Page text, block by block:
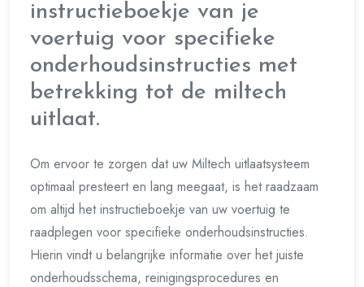
instructieboekje van je
voertuig voor specifieke
onderhoudsinstructies met
betrekking tot de miltech
uitlaat.
Om ervoor te zorgen dat uw Miltech uitlaatsysteem
optimaal presteert en lang meegaat, is het raadzaam
om altijd het instructieboekje van uw voertuig te
raadplegen voor specifieke onderhoudsinstructies.
Hierin vindt u belangrijke informatie over het juiste
onderhoudsschema, reinigingsprocedures en